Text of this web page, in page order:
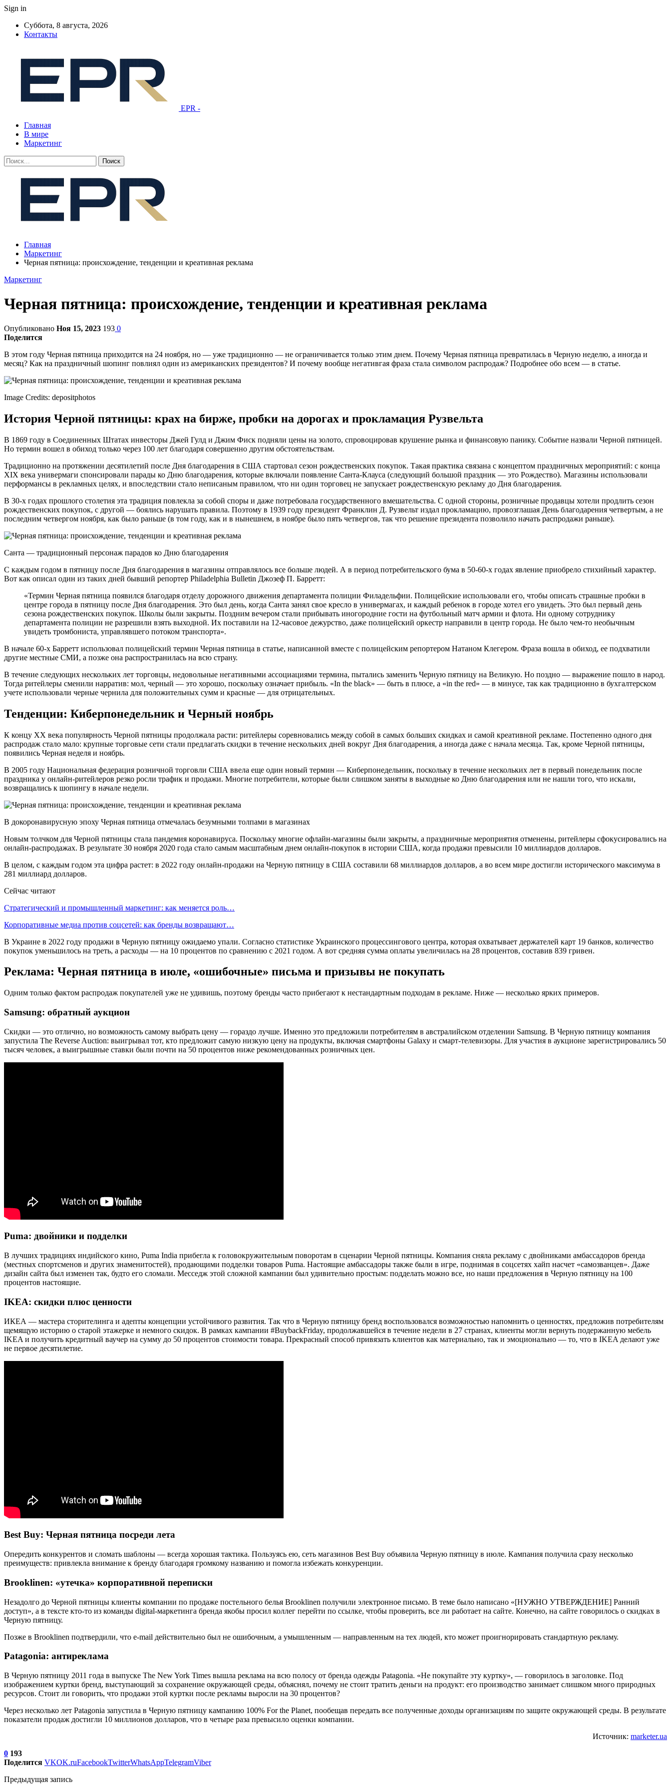
Sign in
Суббота, 8 августа, 2026
Контакты
EPR -
Главная
В мире
Маркетинг
Главная
Маркетинг
Черная пятница: происхождение, тенденции и креативная реклама
Маркетинг
Черная пятница: происхождение, тенденции и креативная реклама
Опубликовано Ноя 15, 2023 193 0
Поделится
В этом году Черная пятница приходится на 24 ноября, но — уже традиционно — не ограничивается только этим днем. Почему Черная пятница превратилась в Черную неделю, а иногда и
месяц? Как на праздничный шопинг повлиял один из американских президентов? И почему вообще негативгая фраза стала символом распродаж? Подробнее обо всем — в статье.
Image Credits: depositphotos
История Черной пятницы: крах на бирже, пробки на дорогах и прокламация Рузвельта
В 1869 году в Соединенных Штатах инвесторы Джей Гулд и Джим Фиск подняли цены на золото, спровоцировав крушение рынка и финансовую панику. Событие назвали Черной пятницей.
Но термин вошел в обиход только через 100 лет благодаря совершенно другим обстоятельствам.
Традиционно на протяжении десятилетий после Дня благодарения в США стартовал сезон рождественских покупок. Такая практика связана с концептом праздничных мероприятий: с конца
XIX века универмаги спонсировали парады ко Дню благодарения, которые включали появление Санта-Клауса (следующий большой праздник — это Рождество). Магазины использовали
перформансы в рекламных целях, и впоследствии стало неписаным правилом, что ни один торговец не запускает рождественскую рекламу до Дня благодарения.
В 30-х годах прошлого столетия эта традиция повлекла за собой споры и даже потребовала государственного вмешательства. С одной стороны, розничные продавцы хотели продлить сезон
рождественских покупок, с другой — боялись нарушать правила. Поэтому в 1939 году президент Франклин Д. Рузвельт издал прокламацию, провозглашая День благодарения четвертым, а не
последним четвергом ноября, как было раньше (в том году, как и в нынешнем, в ноябре было пять четвергов, так что решение президента позволило начать распродажи раньше).
Санта — традиционный персонаж парадов ко Дню благодарения
С каждым годом в пятницу после Дня благодарения в магазины отправлялось все больше людей. А в период потребительского бума в 50-60-х годах явление приобрело стихийный характер.
Вот как описал один из таких дней бывший репортер Philadelphia Bulletin Джозеф П. Барретт:
«Термин Черная пятница появился благодаря отделу дорожного движения департамента полиции Филадельфии. Полицейские использовали его, чтобы описать страшные пробки в
центре города в пятницу после Дня благодарения. Это был день, когда Санта занял свое кресло в универмагах, и каждый ребенок в городе хотел его увидеть. Это был первый день
сезона рождественских покупок. Школы были закрыты. Поздним вечером стали прибывать иногородние гости на футбольный матч армии и флота. Ни одному сотруднику
департамента полиции не разрешили взять выходной. Их поставили на 12-часовое дежурство, даже полицейский оркестр направили в центр города. Не было чем-то необычным
увидеть тромбониста, управлявшего потоком транспорта».
В начале 60-х Барретт использовал полицейский термин Черная пятница в статье, написанной вместе с полицейским репортером Натаном Клегером. Фраза вошла в обиход, ее подхватили
другие местные СМИ, а позже она распространилась на всю страну.
В течение следующих нескольких лет торговцы, недовольные негативными ассоциациями термина, пытались заменить Черную пятницу на Великую. Но поздно — выражение пошло в народ.
Тогда ритейлеры сменили нарратив: мол, черный — это хорошо, поскольку означает прибыль. «In the black» — быть в плюсе, а «in the red» — в минусе, так как традиционно в бухгалтерском
учете использовали черные чернила для положительных сумм и красные — для отрицательных.
Тенденции: Киберпонедельник и Черный ноябрь
К концу XX века популярность Черной пятницы продолжала расти: ритейлеры соревновались между собой в самых больших скидках и самой креативной рекламе. Постепенно одного дня
распродаж стало мало: крупные торговые сети стали предлагать скидки в течение нескольких дней вокруг Дня благодарения, а иногда даже с начала месяца. Так, кроме Черной пятницы,
появились Черная неделя и ноябрь.
В 2005 году Национальная федерация розничной торговли США ввела еще один новый термин — Киберпонедельник, поскольку в течение нескольких лет в первый понедельник после
праздника у онлайн-ритейлеров резко росли трафик и продажи. Многие потребители, которые были слишком заняты в выходные ко Дню благодарения или не нашли того, что искали,
возвращались к шопингу в начале недели.
В докоронавирусную эпоху Черная пятница отмечалась безумными толпами в магазинах
Новым толчком для Черной пятницы стала пандемия коронавируса. Поскольку многие офлайн-магазины были закрыты, а праздничные мероприятия отменены, ритейлеры сфокусировались на
онлайн-распродажах. В результате 30 ноября 2020 года стало самым масштабным днем онлайн-покупок в истории США, когда продажи превысили 10 миллиардов долларов.
В целом, с каждым годом эта цифра растет: в 2022 году онлайн-продажи на Черную пятницу в США составили 68 миллиардов долларов, а во всем мире достигли исторического максимума в
281 миллиард долларов.
Сейчас читают
Стратегический и промышленный маркетинг: как меняется роль…
Корпоративные медиа против соцсетей: как бренды возвращают…
В Украине в 2022 году продажи в Черную пятницу ожидаемо упали. Согласно статистике Украинского процессингового центра, которая охватывает держателей карт 19 банков, количество
покупок уменьшилось на треть, а расходы — на 10 процентов по сравнению с 2021 годом. А вот средняя сумма оплаты увеличилась на 28 процентов, составив 839 гривен.
Реклама: Черная пятница в июле, «ошибочные» письма и призывы не покупать
Одним только фактом распродаж покупателей уже не удивишь, поэтому бренды часто прибегают к нестандартным подходам в рекламе. Ниже — несколько ярких примеров.
Samsung: обратный аукцион
Скидки — это отлично, но возможность самому выбрать цену — гораздо лучше. Именно это предложили потребителям в австралийском отделении Samsung. В Черную пятницу компания
запустила The Reverse Auction: выигрывал тот, кто предложит самую низкую цену на продукты, включая смартфоны Galaxy и смарт-телевизоры. Для участия в аукционе зарегистрировались 50
тысяч человек, а выигрышные ставки были почти на 50 процентов ниже рекомендованных розничных цен.
Puma: двойники и подделки
В лучших традициях индийского кино, Puma India прибегла к головокружительным поворотам в сценарии Черной пятницы. Компания сняла рекламу с двойниками амбассадоров бренда
(местных спортсменов и других знаменитостей), продающими подделки товаров Puma. Настоящие амбассадоры также были в игре, поднимая в соцсетях хайп насчет «самозванцев». Даже
дизайн сайта был изменен так, будто его сломали. Месседж этой сложной кампании был удивительно простым: подделать можно все, но наши предложения в Черную пятницу на 100
процентов настоящие.
IKEA: скидки плюс ценности
ИКЕА — мастера сторителинга и адепты концепции устойчивого развития. Так что в Черную пятницу бренд воспользовался возможностью напомнить о ценностях, предложив потребителям
щемящую историю о старой этажерке и немного скидок. В рамках кампании #BuybackFriday, продолжавшейся в течение недели в 27 странах, клиенты могли вернуть подержанную мебель
IKEA и получить кредитный ваучер на сумму до 50 процентов стоимости товара. Прекрасный способ привязать клиентов как материально, так и эмоционально — то, что в IKEA делают уже
не первое десятилетие.
Best Buy: Черная пятница посреди лета
Опередить конкурентов и сломать шаблоны — всегда хорошая тактика. Пользуясь ею, сеть магазинов Best Buy объявила Черную пятницу в июле. Кампания получила сразу несколько
преимуществ: привлекла внимание к бренду благодаря громкому названию и помогла избежать конкуренции.
Brooklinen: «утечка» корпоративной переписки
Незадолго до Черной пятницы клиенты компании по продаже постельного белья Brooklinen получили электронное письмо. В теме было написано «[НУЖНО УТВЕРЖДЕНИЕ] Ранний
доступ», а в тексте кто-то из команды digital-маркетинга бренда якобы просил коллег перейти по ссылке, чтобы проверить, все ли работает на сайте. Конечно, на сайте говорилось о скидках в
Черную пятницу.
Позже в Brooklinen подтвердили, что e-mail действительно был не ошибочным, а умышленным — направленным на тех людей, кто может проигнорировать стандартную рекламу.
Patagonia: антиреклама
В Черную пятницу 2011 года в выпуске The New York Times вышла реклама на всю полосу от бренда одежды Patagonia. «Не покупайте эту куртку», — говорилось в заголовке. Под
изображением куртки бренд, выступающий за сохранение окружающей среды, объяснял, почему не стоит тратить деньги на продукт: его производство занимает слишком много природных
ресурсов. Стоит ли говорить, что продажи этой куртки после рекламы выросли на 30 процентов?
Через несколько лет Patagonia запустила в Черную пятницу кампанию 100% For the Planet, пообещав передать все полученные доходы организациям по защите окружающей среды. В результате
показатели продаж достигли 10 миллионов долларов, что в четыре раза превысило оценки компании.
Источник: marketer.ua
0 193
Поделится VKOK.ruFacebookTwitterWhatsAppTelegramViber
Предыдущая запись